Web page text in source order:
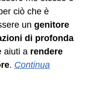
ciò che è
un genitore
di profonda
aiuti a rendere
. Continua